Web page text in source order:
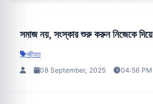
সমাজ নয়, সংস্কার শুরু করুন নিজেকে দিয়ে
নছীহত
08 September, 2025 04:56 PM